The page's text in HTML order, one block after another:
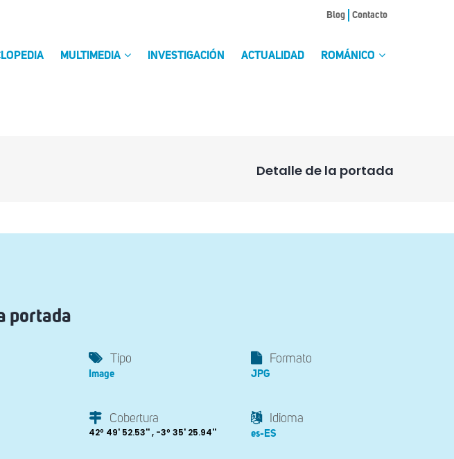
Blog Contacto
MULTIMEDIA INVESTIGACIÓN ACTUALIDAD ROMÁNICO
Detalle de la portada
portada
Tipo
Image
Formato
JPG
Cobertura
42º 49' 52.53'' , -3º 35' 25.94''
Idioma
es-ES